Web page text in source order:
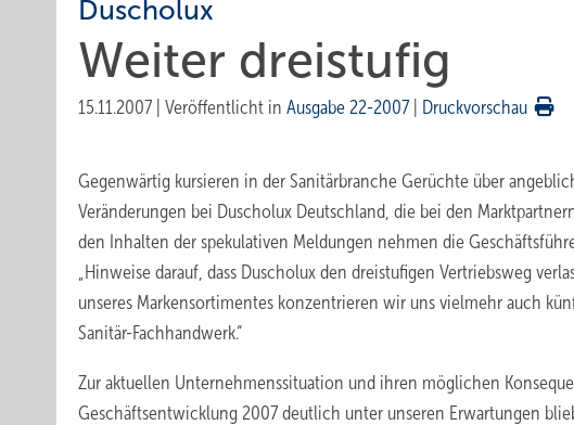
Duscholux
Weiter dreistufig
15.11.2007 Veröffentlicht in Ausgabe 22-2007 Druckvorschau
Gegenwärtig kursieren in der Sanitärbranche Gerüchte über
Veränderungen bei Duscholux Deutschland, die bei den
den Inhalten der spekulativen Meldungen nehmen die
„Hinweise darauf, dass Duscholux den dreistufigen Vertriebsweg
unseres Markensortimentes konzentrieren wir uns vielmehr auch
Sanitär-Fachhandwerk.“
Zur aktuellen Unternehmenssitua­tion und ihren möglichen
Geschäftsentwicklung 2007 deutlich unter unseren Erwartungen